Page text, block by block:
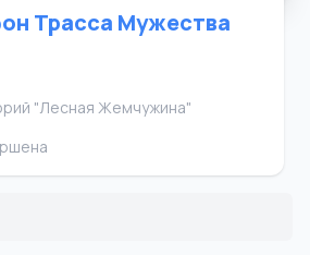
Трасса Мужества
"Лесная Жемчужина"